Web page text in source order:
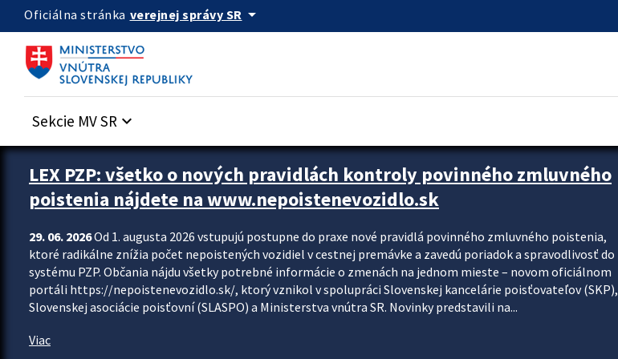
Preskocit na hlavný obsah
Oficiálna stránka verejnej správy SR arrow_drop_down
Sekcie MV SR keyboard_arrow_down
Zastavit automatický posun upútavok
LEX PZP: všetko o nových pravidlách kontroly povinného zmluvného
poistenia nájdete na www.nepoistenevozidlo.sk
29. 06. 2026Od 1. augusta 2026 vstupujú postupne do praxe nové pravidlá povinného zmluvného poistenia,
ktoré radikálne znížia počet nepoistených vozidiel v cestnej premávke a zavedú poriadok a spravodlivosť do
systému PZP. Občania nájdu všetky potrebné informácie o zmenách na jednom mieste – novom oficiálnom
portáli https://nepoistenevozidlo.sk/, ktorý vznikol v spolupráci Slovenskej kancelárie poisťovateľov (SKP),
Slovenskej asociácie poisťovní (SLASPO) a Ministerstva vnútra SR. Novinky predstavili na...
Viac